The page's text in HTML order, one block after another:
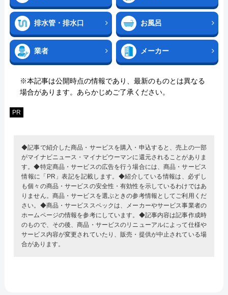
排水管・排水口 お風呂
業者 メーカー
※本記事は公開時点の情報であり、最新のものとは異なる
場合があります。あらかじめご了承ください。
PR
◆記事で紹介した商品・サービスを購入・申込すると、売上の一部
がマイナビニュース・マイナビウーマンに還元されることがありま
す。◆特定商品・サービスの広告を行う場合には、商品・サービス
情報に「PR」表記を記載します。◆紹介している情報は、必ずし
も個々の商品・サービスの安全性・有効性を示しているわけではあ
りません。商品・サービスを選ぶときの参考情報としてご利用くだ
さい。◆商品・サービススペックは、メーカーやサービス事業者の
ホームページの情報を参考にしています。◆記事内容は記事作成時
のもので、その後、商品・サービスのリニューアルによって仕様や
サービス内容が変更されていたり、販売・提供が中止されている場
合があります。